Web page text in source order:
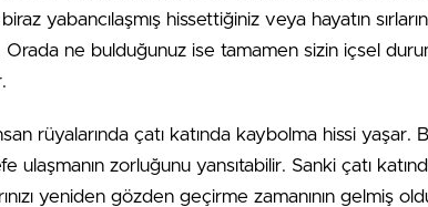
yabancılaşmış hissettiğiniz veya hayatın
Orada ne bulduğunuz ise tamamen sizin içsel
rüyalarında çatı katında kaybolma hissi yaşar.
ulaşmanın zorluğunu yansıtabilir. Sanki çatı
yeniden gözden geçirme zamanının gelmiş